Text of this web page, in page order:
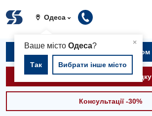
Одеса
×
Ваше містоОдеса?
Так Вибрати інше місто
Записатися на прийом
Викликати швидку
Консультації -30%